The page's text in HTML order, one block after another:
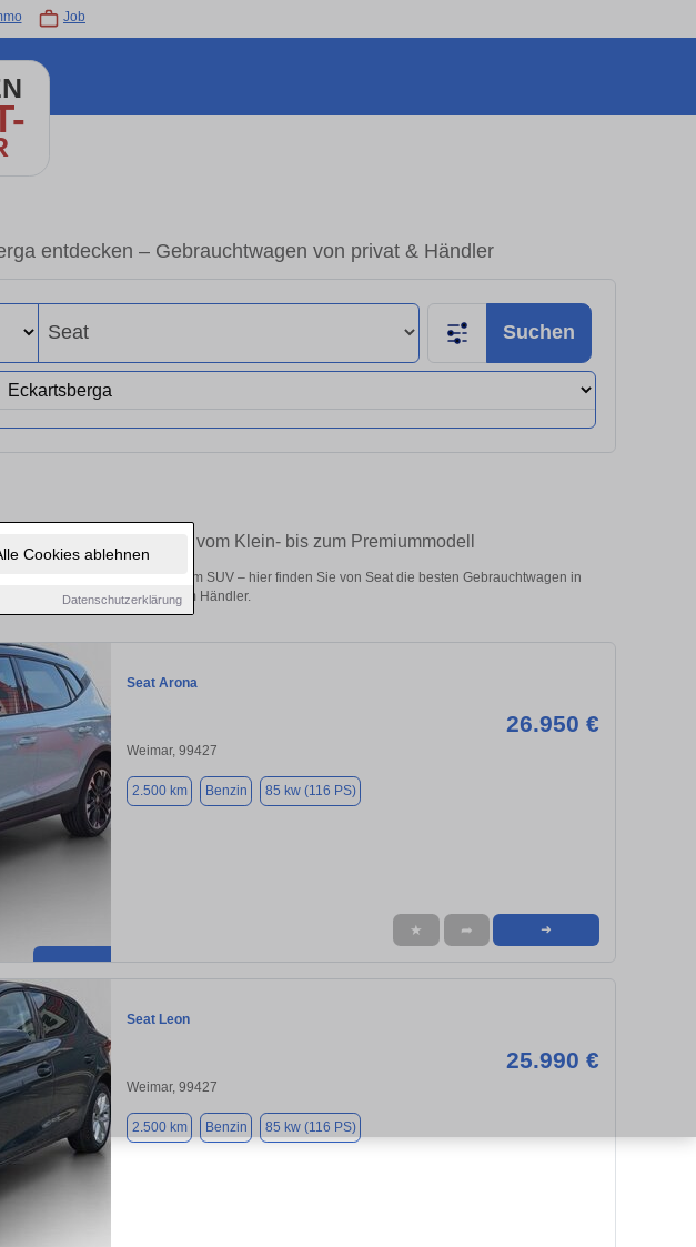
Cookies ablehnen
Datenschutzerklärung
Job
entdecken – Gebrauchtwagen von privat & Händler
Suchen
gebrauchten Seat – vom Klein- bis zum Premiummodell
Von Kleinwagen bis hin zum SUV – hier finden Sie von Seat die besten Gebrauchtwagen in
Eckartsberga von privat und vom Händler.
Seat Arona
26.950 €
Weimar, 99427
2.500 km Benzin 85 kw (116 PS)
★ ➦ ➜
Seat Leon
25.990 €
Weimar, 99427
2.500 km Benzin 85 kw (116 PS)